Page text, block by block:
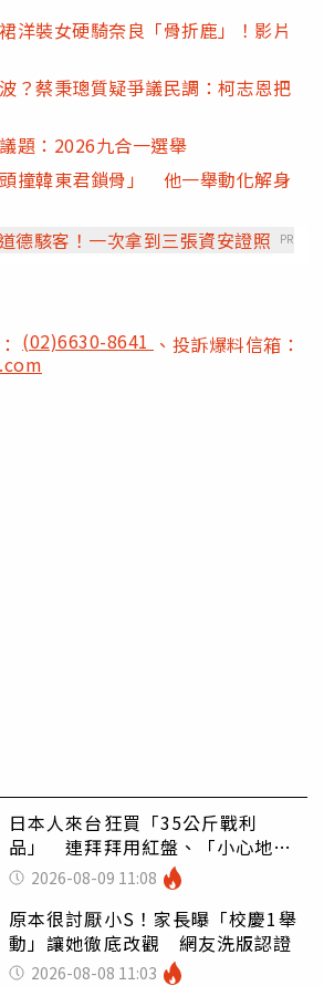
洋裝女硬騎奈良「骨折鹿」！影片
？蔡秉璁質疑爭議民調：柯志恩把
題：2026九合一選舉
撞韓東君鎖骨」 他一舉動化解身
德駭客！一次拿到三張資安證照
PR
(02)6630-8641 、投訴爆料信箱：
日本人來台狂買「35公斤戰利
品」 連拜拜用紅盤、「小心地
滑」告示牌也帶回家
2026-08-09 11:08
原本很討厭小S！家長曝「校慶1舉
動」讓她徹底改觀 網友洗版認證
2026-08-08 11:03